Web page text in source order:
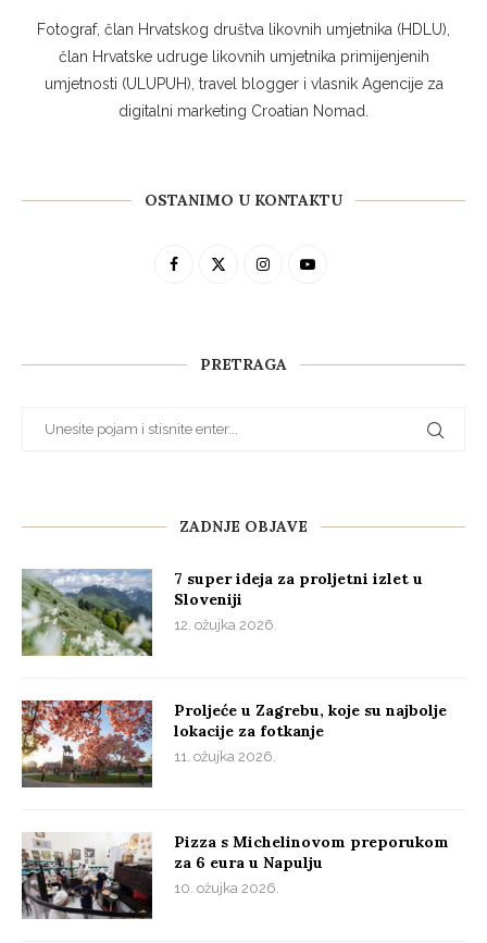
Fotograf, član Hrvatskog društva likovnih umjetnika (HDLU),
član Hrvatske udruge likovnih umjetnika primijenjenih
umjetnosti (ULUPUH), travel blogger i vlasnik Agencije za
digitalni marketing Croatian Nomad.
OSTANIMO U KONTAKTU
PRETRAGA
ZADNJE OBJAVE
7 super ideja za proljetni izlet u
Sloveniji
12. ožujka 2026.
Proljeće u Zagrebu, koje su najbolje
lokacije za fotkanje
11. ožujka 2026.
Pizza s Michelinovom preporukom
za 6 eura u Napulju
10. ožujka 2026.